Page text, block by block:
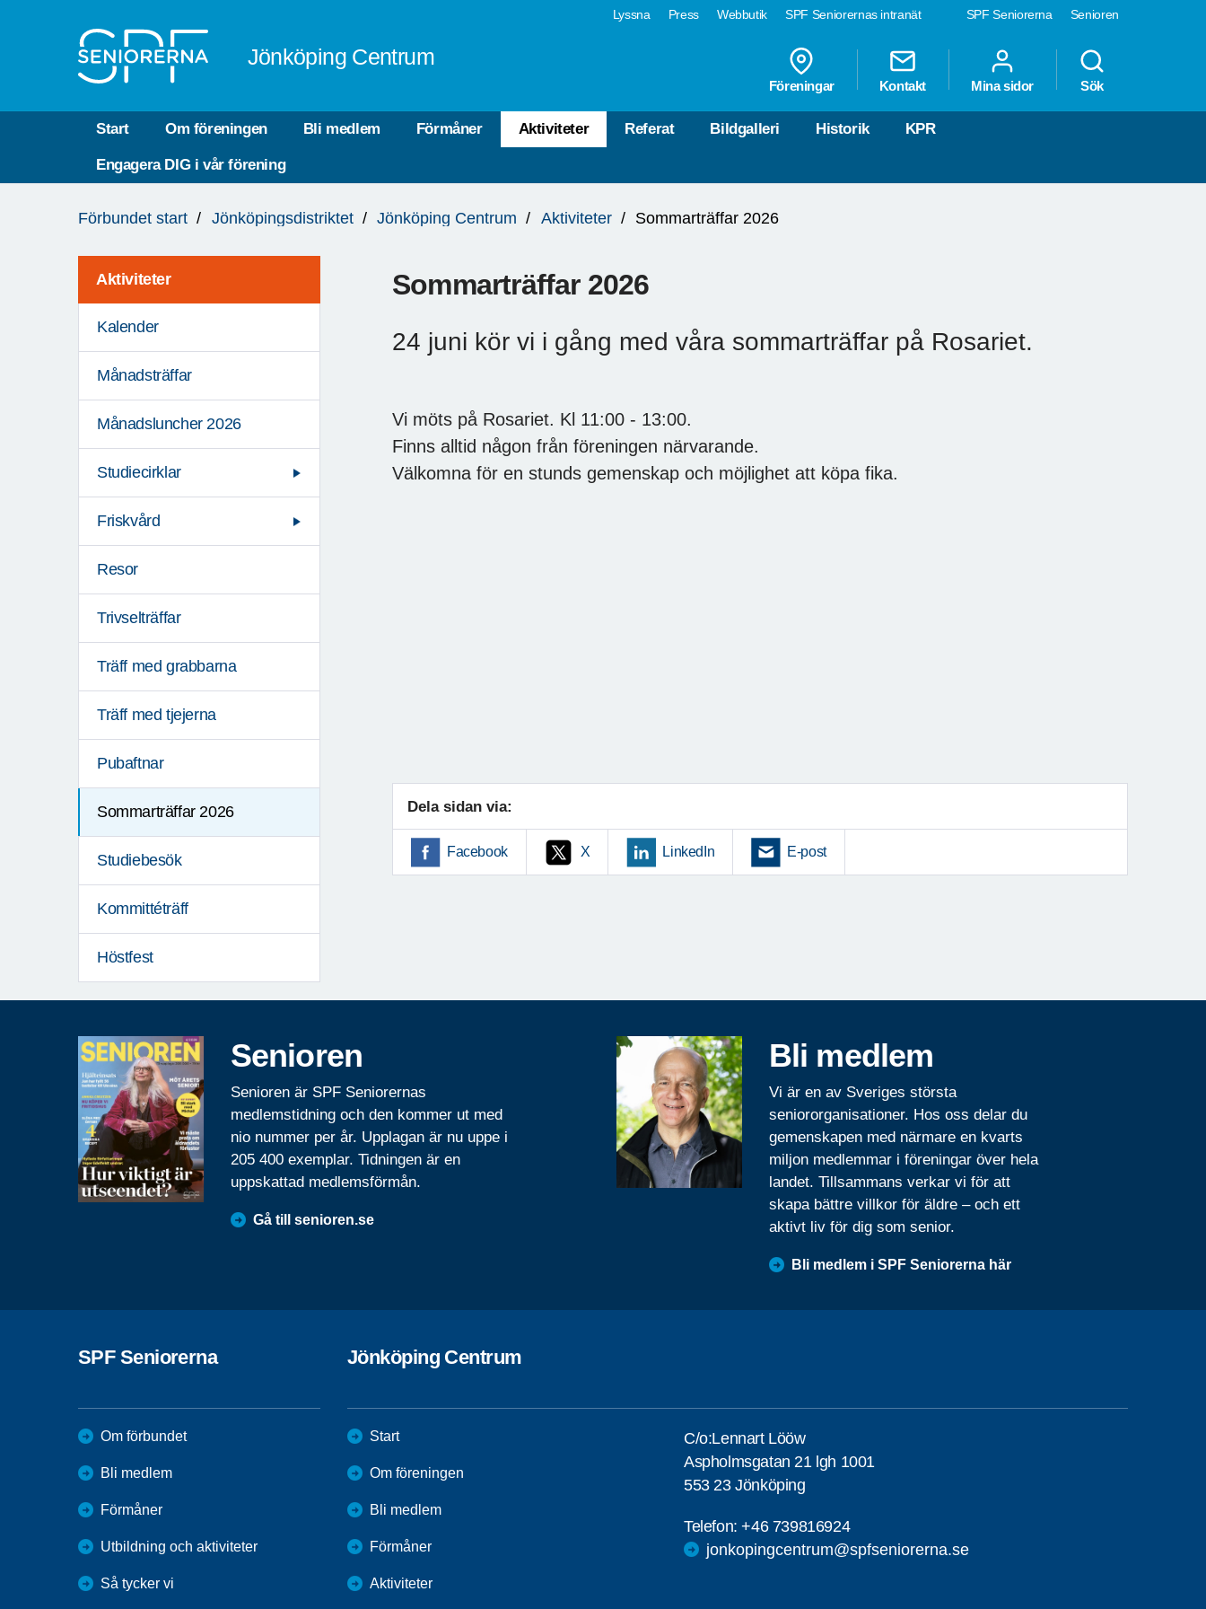
SPF Seniorerna Senioren
Lyssna Press Webbutik SPF Seniorernas intranät
Jönköping Centrum
Föreningar Kontakt Mina sidor Sök
Start Om föreningen Bli medlem Förmåner Aktiviteter Referat Bildgalleri Historik KPR
Engagera DIG i vår förening
är
Förbundet start Jönköpingsdistriktet Jönköping Centrum Aktiviteter Sommarträffar 2026
Aktiviteter
Kalender
Månadsträffar
Månadsluncher 2026
Studiecirklar
Friskvård
Resor
Trivselträffar
Träff med grabbarna
Träff med tjejerna
Pubaftnar
Sommarträffar 2026
Studiebesök
Kommittéträff
Höstfest
Sommarträffar 2026
24 juni kör vi i gång med våra sommarträffar på Rosariet.
Vi möts på Rosariet. Kl 11:00 - 13:00.
Finns alltid någon från föreningen närvarande.
Välkomna för en stunds gemenskap och möjlighet att köpa fika.
Dela sidan via:
Facebook X LinkedIn E-post
Senioren
Senioren är SPF Seniorernas
medlemstidning och den kommer ut med
nio nummer per år. Upplagan är nu uppe i
205 400 exemplar. Tidningen är en
uppskattad medlemsförmån.
Gå till senioren.se
Bli medlem
Vi är en av Sveriges största
seniororganisationer. Hos oss delar du
gemenskapen med närmare en kvarts
miljon medlemmar i föreningar över hela
landet. Tillsammans verkar vi för att
skapa bättre villkor för äldre – och ett
aktivt liv för dig som senior.
Bli medlem i SPF Seniorerna här
SPF Seniorerna
Om förbundet
Bli medlem
Förmåner
Utbildning och aktiviteter
Så tycker vi
Jönköping Centrum
Start
Om föreningen
Bli medlem
Förmåner
Aktiviteter
C/o:Lennart Lööw
Aspholmsgatan 21 lgh 1001
553 23 Jönköping
Telefon:+46 739816924
jonkopingcentrum@spfseniorerna.se